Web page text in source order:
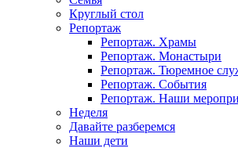
Круглый стол
Репортаж
Репортаж. Храмы
Репортаж. Монастыри
Репортаж. Тюремное
Репортаж. События
Репортаж. Наши
Неделя
Давайте разберемся
Наши дети